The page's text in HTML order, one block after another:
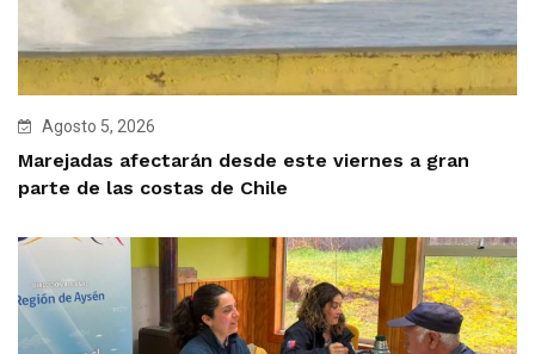
Agosto 5, 2026
Marejadas afectarán desde este viernes a gran
parte de las costas de Chile